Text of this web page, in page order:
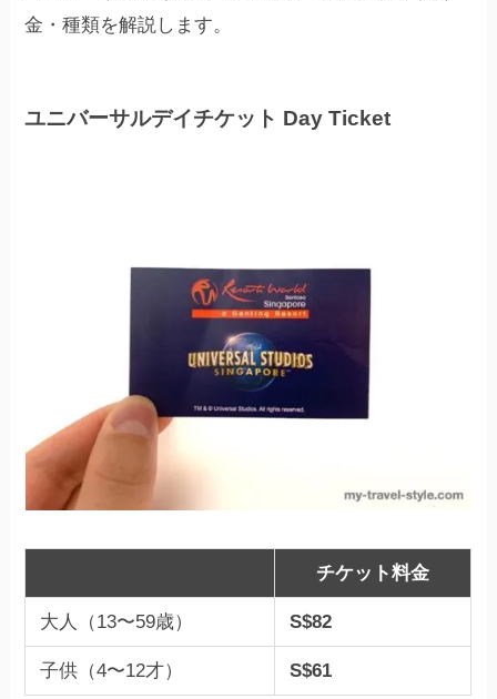
金・種類を解説します。
ユニバーサルデイチケット Day Ticket
チケット料金
大人（13〜59歳） S$82
子供（4〜12才） S$61